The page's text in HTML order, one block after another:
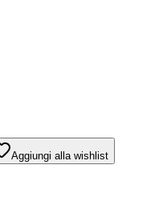
Aggiungi alla wishlist